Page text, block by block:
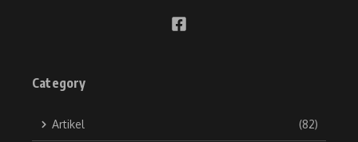
Category
Artikel (82)